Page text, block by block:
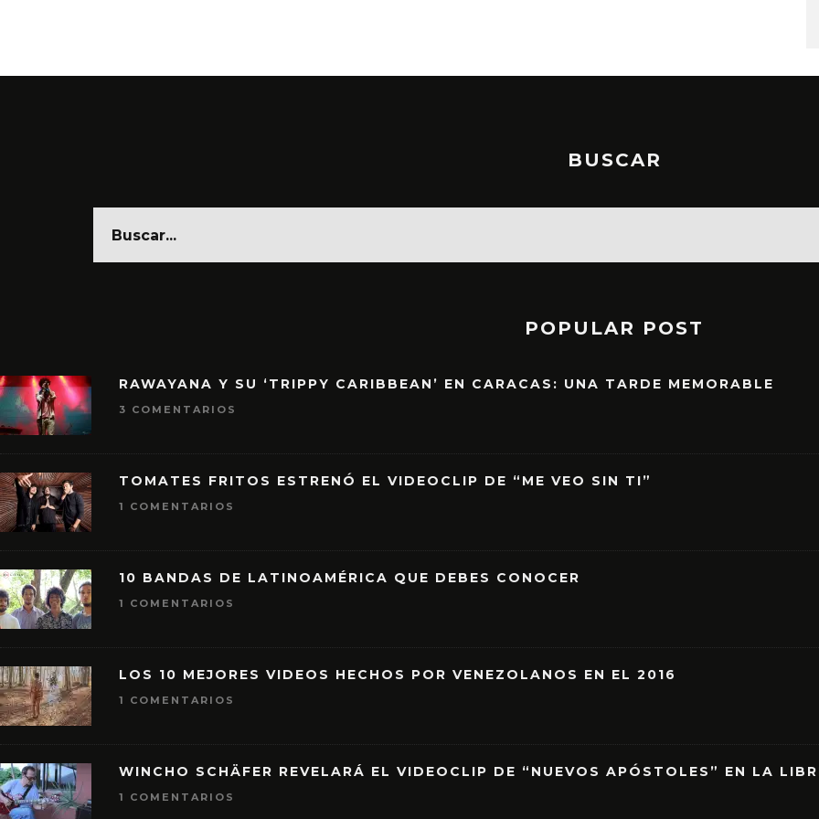
BUSCAR
POPULAR POST
RAWAYANA Y SU ‘TRIPPY CARIBBEAN’ EN CARACAS: UNA TARDE MEMORABLE
3 COMENTARIOS
TOMATES FRITOS ESTRENÓ EL VIDEOCLIP DE “ME VEO SIN TI”
1 COMENTARIOS
10 BANDAS DE LATINOAMÉRICA QUE DEBES CONOCER
1 COMENTARIOS
LOS 10 MEJORES VIDEOS HECHOS POR VENEZOLANOS EN EL 2016
1 COMENTARIOS
WINCHO SCHÄFER REVELARÁ EL VIDEOCLIP DE “NUEVOS APÓSTOLES” EN LA
1 COMENTARIOS